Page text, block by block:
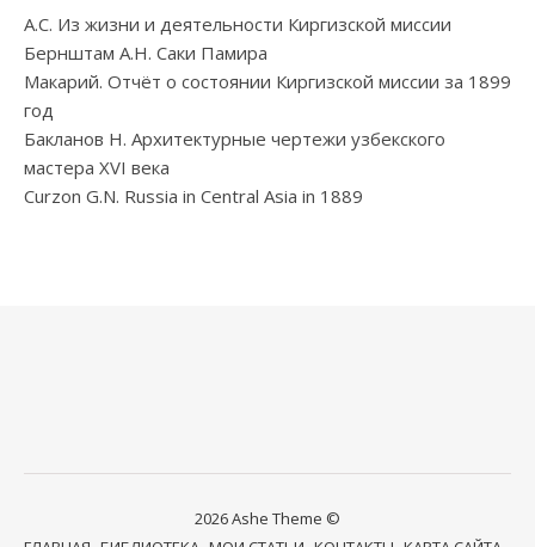
А.С. Из жизни и деятельности Киргизской миссии
Бернштам А.Н. Саки Памира
Макарий. Отчёт о состоянии Киргизской миссии за 1899
год
Бакланов Н. Архитектурные чертежи узбекского
мастера XVI века
Curzon G.N. Russia in Central Asia in 1889
2026 Ashe Theme ©